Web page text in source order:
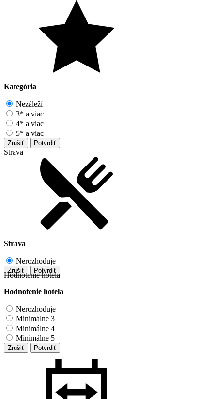
Kategória
Nezáleží
3* a viac
4* a viac
5* a viac
Zrušiť Potvrdiť
Strava
Strava
Nerozhoduje
Zrušiť Potvrdiť
Hodnotenie hotela
Hodnotenie hotela
Nerozhoduje
Minimálne 3
Minimálne 4
Minimálne 5
Zrušiť Potvrdiť